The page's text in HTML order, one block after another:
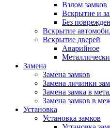
Взлом замков
Вскрытие и
Без
Вскрытие
Вскрытие дверей
Аварийное
Замена
Замена замков
Замена личинки
Замена замка в
Замена замков в
Установка
Установка замков